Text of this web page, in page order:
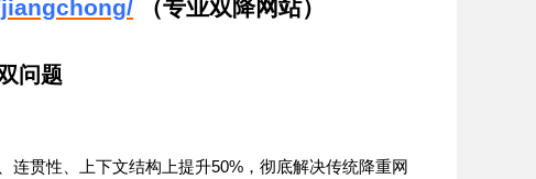
（专业双降网站）
问题
连贯性、上下文结构上提升50% ，彻底解决传统降重网